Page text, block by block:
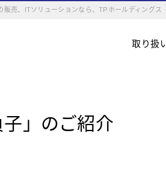
売、ITソリューションなら、TPホールディングス
取り扱
」のご紹介